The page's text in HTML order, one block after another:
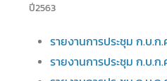
ปี2563
รายงานการประชุม ก.บ.ก
รายงานการประชุม ก.บ.